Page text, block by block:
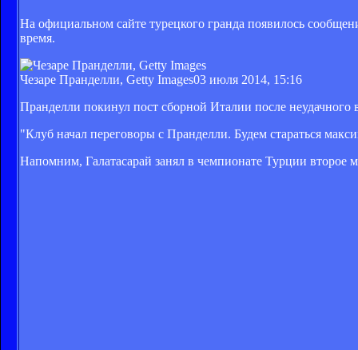
На официальном сайте турецкого гранда появилось
время.
Чезаре Пранделли, Getty Images03 июля 2014, 15:16
Пранделли покинул пост сборной Италии после
"Клуб начал переговоры с Пранделли. Будем стараться
Напомним, Галатасарай занял в чемпионате Турции второе